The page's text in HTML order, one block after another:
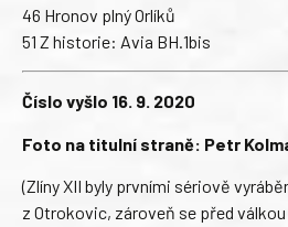
46 Hronov plný Orlíků
51 Z historie: Avia BH.1bis
Číslo vyšlo 16. 9. 2020
Foto na titulní straně: Petr
(Zlíny XII byly prvními sériově
z Otrokovic, zároveň se před